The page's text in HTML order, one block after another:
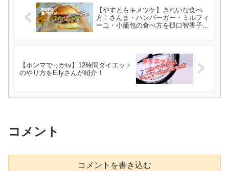
【やすともキメツケ】きれいな食べ
方！さんま・ハンバーガー・ミルフィ
ーユ・小籠包の食べ方を樋口智香子さ
【ホンマでっかtv】12時間ダイエット
のやり方をEllyさんが紹介！
コメント
コメントを書き込む